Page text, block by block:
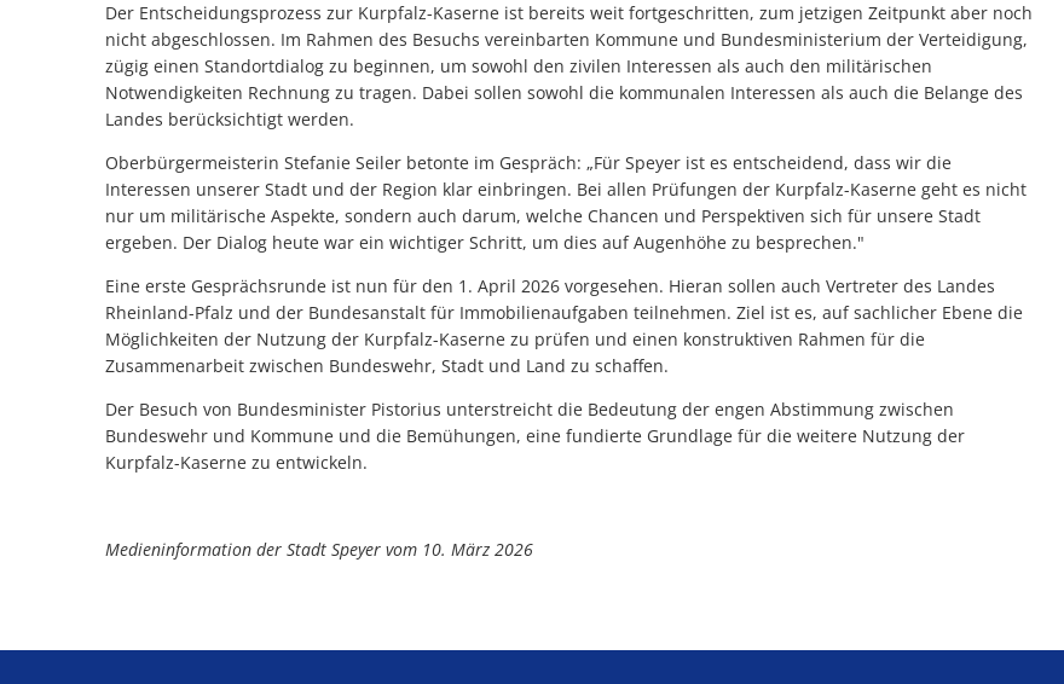
Der Entscheidungsprozess zur Kurpfalz-Kaserne ist bereits weit fortgeschritten, zum jetzigen Zeitpunkt aber noch
nicht abgeschlossen. Im Rahmen des Besuchs vereinbarten Kommune und Bundesministerium der Verteidigung,
zügig einen Standortdialog zu beginnen, um sowohl den zivilen Interessen als auch den militärischen
Notwendigkeiten Rechnung zu tragen. Dabei sollen sowohl die kommunalen Interessen als auch die Belange des
Landes berücksichtigt werden.
Oberbürgermeisterin Stefanie Seiler betonte im Gespräch: „Für Speyer ist es entscheidend, dass wir die
Interessen unserer Stadt und der Region klar einbringen. Bei allen Prüfungen der Kurpfalz-Kaserne geht es nicht
nur um militärische Aspekte, sondern auch darum, welche Chancen und Perspektiven sich für unsere Stadt
ergeben. Der Dialog heute war ein wichtiger Schritt, um dies auf Augenhöhe zu besprechen."
Eine erste Gesprächsrunde ist nun für den 1. April 2026 vorgesehen. Hieran sollen auch Vertreter des Landes
Rheinland-Pfalz und der Bundesanstalt für Immobilienaufgaben teilnehmen. Ziel ist es, auf sachlicher Ebene die
Möglichkeiten der Nutzung der Kurpfalz-Kaserne zu prüfen und einen konstruktiven Rahmen für die
Zusammenarbeit zwischen Bundeswehr, Stadt und Land zu schaffen.
Der Besuch von Bundesminister Pistorius unterstreicht die Bedeutung der engen Abstimmung zwischen
Bundeswehr und Kommune und die Bemühungen, eine fundierte Grundlage für die weitere Nutzung der
Kurpfalz-Kaserne zu entwickeln.
Medieninformation der Stadt Speyer vom 10. März 2026